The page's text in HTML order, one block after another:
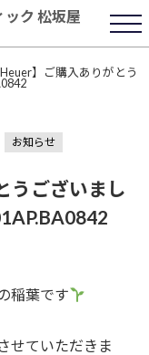
ック 松坂屋
】ご購入ありがとう
お知らせ
うございまし
稲葉です
せていただきま